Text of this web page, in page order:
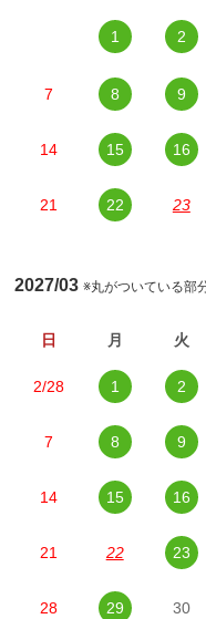
1 2
7 8 9
14 15 16
21 22 23
2027/03※丸がついている部
日 月 火
2/28 1 2
7 8 9
14 15 16
21 22 23
28 29 30